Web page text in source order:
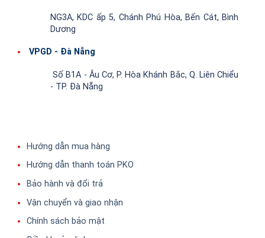
NG3A, KDC ấp 5, Chánh Phú Hòa, Bến Cát, Bình
Dương
VPGD - Đà Nẵng
Số B1A - Âu Cơ, P. Hòa Khánh Bắc, Q. Liên Chiểu
- TP. Đà Nẵng
Hướng dẫn mua hàng
Hướng dẫn thanh toán PKO
Bảo hành và đổi trả
Vận chuyển và giao nhận
Chính sách bảo mật